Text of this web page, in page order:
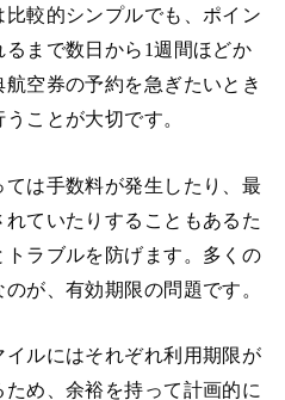
較的シンプルでも、ポイン
るまで数日から1週間ほどか
空券の予約を急ぎたいとき
ことが大切です。
は手数料が発生したり、最
ていたりすることもあるた
ラブルを防げます。多くの
が、有効期限の問題です。
ルにはそれぞれ利用期限が
め、余裕を持って計画的に